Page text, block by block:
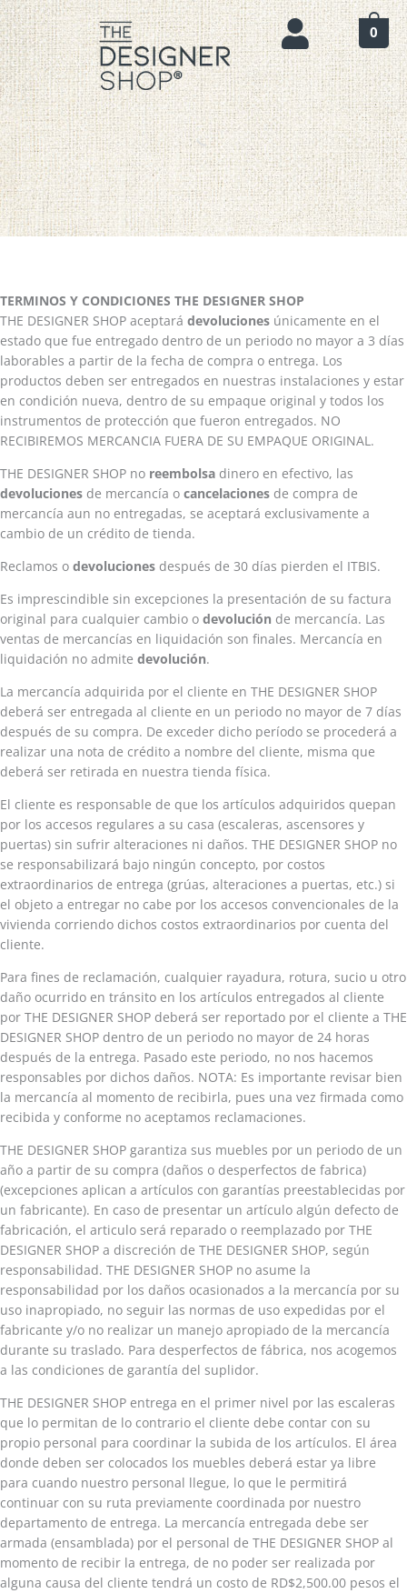
Ir
al
contenido
0
TERMINOS Y CONDICIONES THE DESIGNER SHOP
THE DESIGNER SHOP aceptará devoluciones únicamente en el
estado que fue entregado dentro de un periodo no mayor a 3 días
laborables a partir de la fecha de compra o entrega. Los
productos deben ser entregados en nuestras instalaciones y estar
en condición nueva, dentro de su empaque original y todos los
instrumentos de protección que fueron entregados. NO
RECIBIREMOS MERCANCIA FUERA DE SU EMPAQUE ORIGINAL.
THE DESIGNER SHOP no reembolsa dinero en efectivo, las
devoluciones de mercancía o cancelaciones de compra de
mercancía aun no entregadas, se aceptará exclusivamente a
cambio de un crédito de tienda.
Reclamos o devoluciones después de 30 días pierden el ITBIS.
Es imprescindible sin excepciones la presentación de su factura
original para cualquier cambio o devolución de mercancía. Las
ventas de mercancías en liquidación son finales. Mercancía en
liquidación no admite devolución.
La mercancía adquirida por el cliente en THE DESIGNER SHOP
deberá ser entregada al cliente en un periodo no mayor de 7 días
después de su compra. De exceder dicho período se procederá a
realizar una nota de crédito a nombre del cliente, misma que
deberá ser retirada en nuestra tienda física.
El cliente es responsable de que los artículos adquiridos quepan
por los accesos regulares a su casa (escaleras, ascensores y
puertas) sin sufrir alteraciones ni daños. THE DESIGNER SHOP no
se responsabilizará bajo ningún concepto, por costos
extraordinarios de entrega (grúas, alteraciones a puertas, etc.) si
el objeto a entregar no cabe por los accesos convencionales de la
vivienda corriendo dichos costos extraordinarios por cuenta del
cliente.
Para fines de reclamación, cualquier rayadura, rotura, sucio u otro
daño ocurrido en tránsito en los artículos entregados al cliente
por THE DESIGNER SHOP deberá ser reportado por el cliente a THE
DESIGNER SHOP dentro de un periodo no mayor de 24 horas
después de la entrega. Pasado este periodo, no nos hacemos
responsables por dichos daños. NOTA: Es importante revisar bien
la mercancía al momento de recibirla, pues una vez firmada como
recibida y conforme no aceptamos reclamaciones.
THE DESIGNER SHOP garantiza sus muebles por un periodo de un
año a partir de su compra (daños o desperfectos de fabrica)
(excepciones aplican a artículos con garantías preestablecidas por
un fabricante). En caso de presentar un artículo algún defecto de
fabricación, el articulo será reparado o reemplazado por THE
DESIGNER SHOP a discreción de THE DESIGNER SHOP, según
responsabilidad. THE DESIGNER SHOP no asume la
responsabilidad por los daños ocasionados a la mercancía por su
uso inapropiado, no seguir las normas de uso expedidas por el
fabricante y/o no realizar un manejo apropiado de la mercancía
durante su traslado. Para desperfectos de fábrica, nos acogemos
a las condiciones de garantía del suplidor.
THE DESIGNER SHOP entrega en el primer nivel por las escaleras
que lo permitan de lo contrario el cliente debe contar con su
propio personal para coordinar la subida de los artículos. El área
donde deben ser colocados los muebles deberá estar ya libre
para cuando nuestro personal llegue, lo que le permitirá
continuar con su ruta previamente coordinada por nuestro
departamento de entrega. La mercancía entregada debe ser
armada (ensamblada) por el personal de THE DESIGNER SHOP al
momento de recibir la entrega, de no poder ser realizada por
alguna causa del cliente tendrá un costo de RD$2,500.00 pesos el